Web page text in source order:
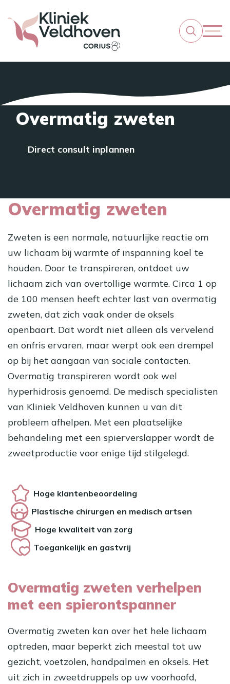
Overmatig zweten
Direct consult inplannen
Overmatig zweten
Zweten is een normale, natuurlijke reactie om
uw lichaam bij warmte of inspanning koel te
houden. Door te transpireren, ontdoet uw
lichaam zich van overtollige warmte. Circa 1 op
de 100 mensen heeft echter last van overmatig
zweten, dat zich vaak onder de oksels
openbaart. Dat wordt niet alleen als vervelend
en onfris ervaren, maar werpt ook een drempel
op bij het aangaan van sociale contacten.
Overmatig transpireren wordt ook wel
hyperhidrosis genoemd. De medisch specialisten
van Kliniek Veldhoven kunnen u van dit
probleem afhelpen. Met een plaatselijke
behandeling met een spierverslapper wordt de
zweetproductie voor enige tijd stilgelegd.
Hoge klantenbeoordeling
Plastische chirurgen en medisch artsen
Hoge kwaliteit van zorg
Toegankelijk en gastvrij
Overmatig zweten verhelpen
met een spierontspanner
Overmatig zweten kan over het hele lichaam
optreden, maar beperkt zich meestal tot uw
gezicht, voetzolen, handpalmen en oksels. Het
uit zich in zweetdruppels op uw voorhoofd,